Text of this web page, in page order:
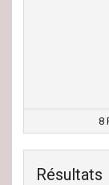
8
Résultats